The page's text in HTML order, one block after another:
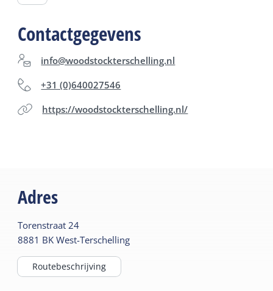
wereldse accessoires. Tot ziens bij Woodstock!
Contactgegevens
info@woodstockterschelling.nl
+31 (0)640027546
https://woodstockterschelling.nl/
Adres
Torenstraat 24
8881 BK West-Terschelling
Routebeschrijving